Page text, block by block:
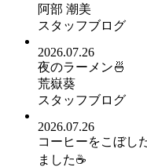
阿部 潮美
スタッフブログ
2026.07.26
夜のラーメン🍜
荒嶽葵
スタッフブログ
2026.07.26
コーヒーをこぼし
ました☕